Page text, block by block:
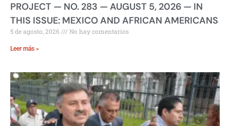
PROJECT — NO. 283 — AUGUST 5, 2026 — IN
THIS ISSUE: MEXICO AND AFRICAN AMERICANS
5 de agosto, 2026 No hay comentarios
Leer más »